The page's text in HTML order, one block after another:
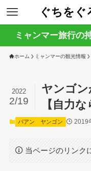
ぐちをぐ
ミャンマー旅行の
ホーム ミャンマーの観光情報
ヤンゴ
【自力
2022
2/19
パアン ヤンゴン 2019
当ページのリンク